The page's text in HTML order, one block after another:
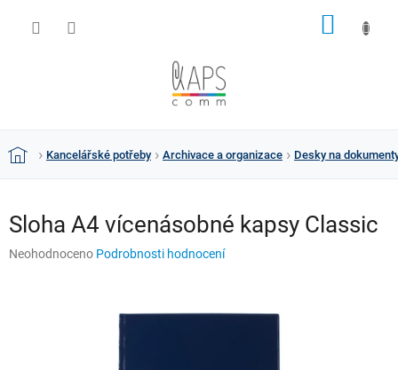
DomůKancelářské potřeby Archivace a organizace Desky na
Sloha A4 vícenásobné kapsy Classic
Průměrné
Neohodnoceno Podrobnosti hodnocení